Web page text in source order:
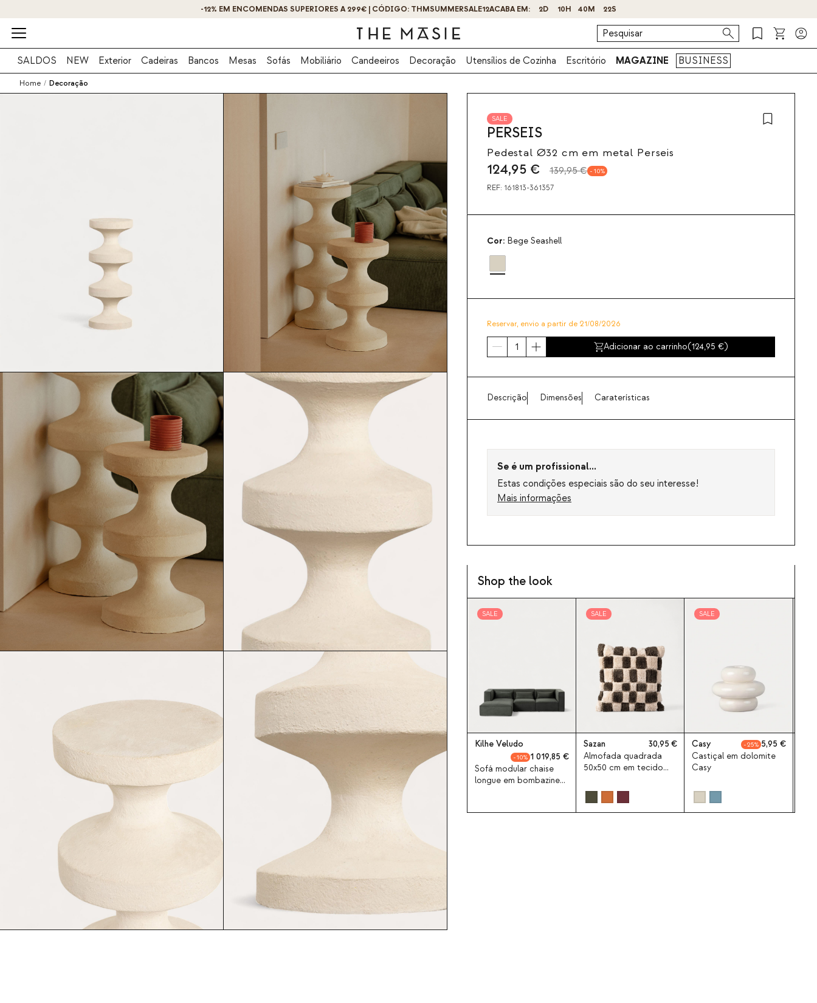
OBTENHA 10% DE DESCONTO AO SE INSCREVER AGORA!
SALDOS NEW Exterior Cadeiras Bancos Mesas Sofás Mobiliário Candeeiros Decoração Utensílios de Cozinha Escritório MAGAZINE BUSINESS
Home / Decoração
SALE
PERSEIS
Pedestal Ø32 cm em metal Perseis
124,95 € 139,95 € 10
REF: 161813-361357
Cor: Bege Seashell
Reservar, envio a partir de 21/08/2026
Adicionar ao carrinho(124,95 )
Descrição Dimensões Caraterísticas
Se é um profissional...
Estas condições especiais são do seu interesse!
Mais informações
Shop the look
SALE
Kilhe Veludo
10
1 019,85
Sofá modular chaise
longue em bombazine
SALE
Sazan
30,95
Almofada quadrada
50x50 cm em tecido
SALE
Casy 25
5,95
Castiçal em dolomite
Casy